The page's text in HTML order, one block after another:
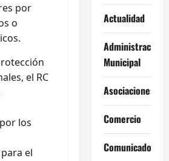
por
o
el RC
los
el
Actualidad
Administración
Municipal
Asociaciones
Comercio
Comunicados